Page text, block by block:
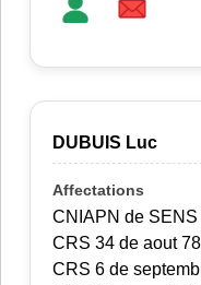
DUBUIS Luc
CNIAPN de
CRS 34 de aout
CRS 6 de